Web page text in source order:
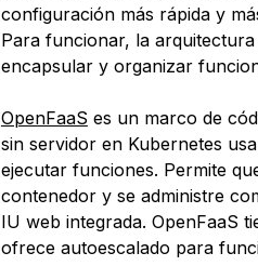
configuración más rápida y
Para funcionar, la
encapsular y organizar
OpenFaaS es un marco de
sin servidor en Kubernetes
ejecutar funciones. Permite
contenedor y se administre
IU web integrada. OpenFaaS
ofrece autoescalado para